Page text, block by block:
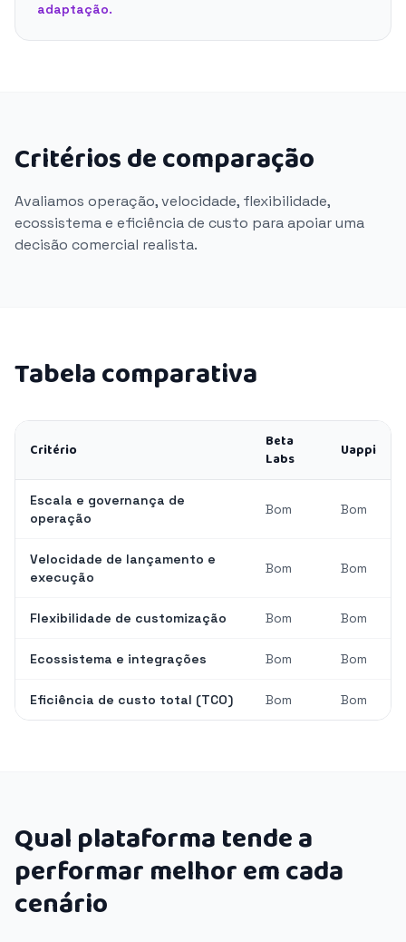
adaptação.
Critérios de comparação
Avaliamos operação, velocidade, flexibilidade,
ecossistema e eficiência de custo para apoiar uma
decisão comercial realista.
Tabela comparativa
Critério
Beta
Labs
Uappi
Escala e governança de
operação
Bom Bom
Velocidade de lançamento e
execução
Bom Bom
Flexibilidade de customização Bom Bom
Ecossistema e integrações Bom Bom
Eficiência de custo total (TCO) Bom Bom
Qual plataforma tende a
performar melhor em cada
cenário